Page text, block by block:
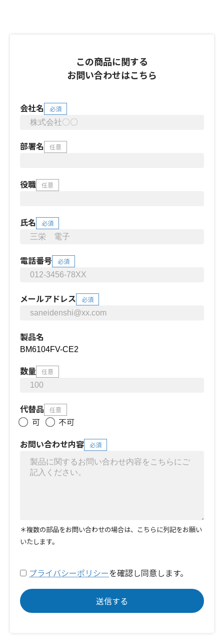
この商品に関する
お問い合わせはこちら
会社名 必須
部署名 任意
役職 任意
氏名 必須
電話番号 必須
メールアドレス 必須
製品名
数量 任意
代替品 任意
可
不可
お問い合わせ内容
必須
＊複数の部品をお問い合わせの場合は、こちらに列記をお願い
いたします。
プライバシーポリシーを確認し同意します。